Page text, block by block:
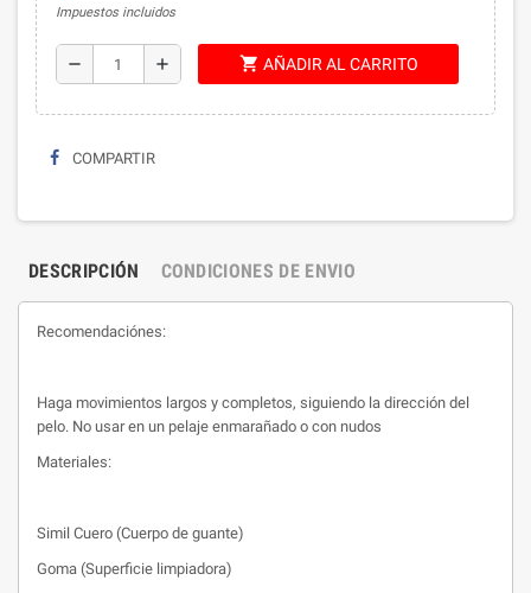
Impuestos incluidos
remove add shopping_cart AÑADIR AL CARRITO
COMPARTIR
DESCRIPCIÓN CONDICIONES DE ENVIO
Recomendaciónes:
Haga movimientos largos y completos, siguiendo la dirección del
pelo. No usar en un pelaje enmarañado o con nudos
Materiales:
Simil Cuero (Cuerpo de guante)
Goma (Superficie limpiadora)